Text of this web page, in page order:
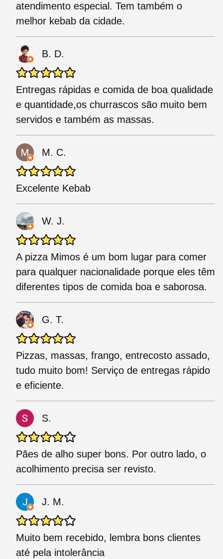
atendimento especial. Tem também o
melhor kebab da cidade.
B. D.
Entregas rápidas e comida de boa qualidade
e quantidade,os churrascos são muito bem
servidos e também as massas.
M. C.
Excelente Kebab
W. J.
A pizza Mimos é um bom lugar para comer
para qualquer nacionalidade porque eles têm
diferentes tipos de comida boa e saborosa.
G. T.
Pizzas, massas, frango, entrecosto assado,
tudo muito bom! Serviço de entregas rápido
e eficiente.
S.
Pães de alho super bons. Por outro lado, o
acolhimento precisa ser revisto.
J. M.
Muito bem recebido, lembra bons clientes
até pela intolerância